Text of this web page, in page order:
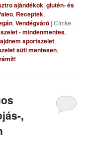
ajándékok,glutén- és
, Receptek,
,Vendégváró |Címke:
- mindenmentes,
sportszelet,
süti mentesen,
,